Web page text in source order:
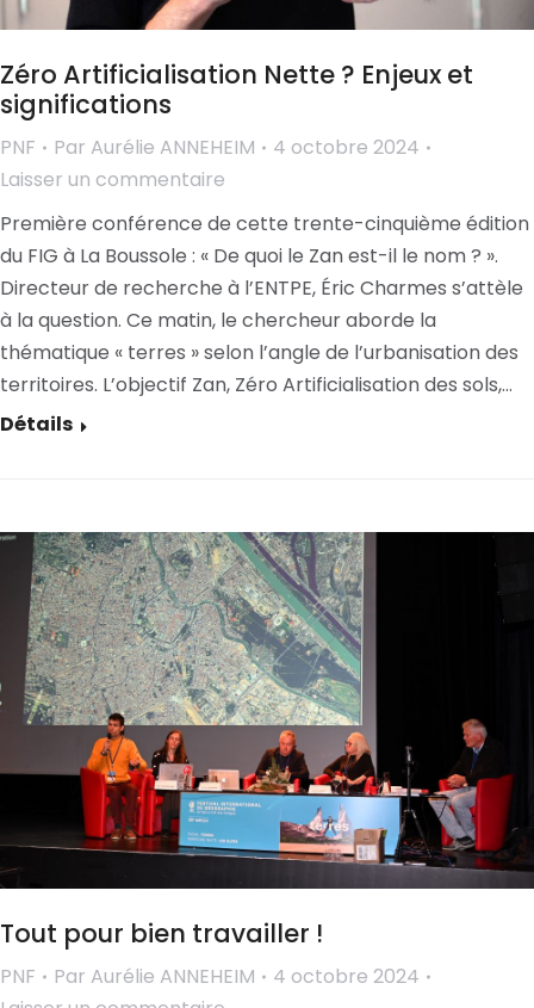
Zéro Artificialisation Nette ? Enjeux et
significations
PNF Par Aurélie ANNEHEIM
4 octobre 2024
Laisser un commentaire
Première conférence de cette trente-cinquième édition
du FIG à La Boussole : « De quoi le Zan est-il le nom ? ».
Directeur de recherche à l’ENTPE, Éric Charmes s’attèle
à la question. Ce matin, le chercheur aborde la
thématique « terres » selon l’angle de l’urbanisation des
territoires. L’objectif Zan, Zéro Artificialisation des sols,…
Détails
Tout pour bien travailler !
PNF Par Aurélie ANNEHEIM
4 octobre 2024